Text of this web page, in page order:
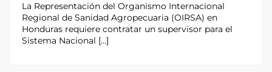
La Representación del Organismo Internacional
Regional de Sanidad Agropecuaria (OIRSA) en
Honduras requiere contratar un supervisor para el
Sistema Nacional […]